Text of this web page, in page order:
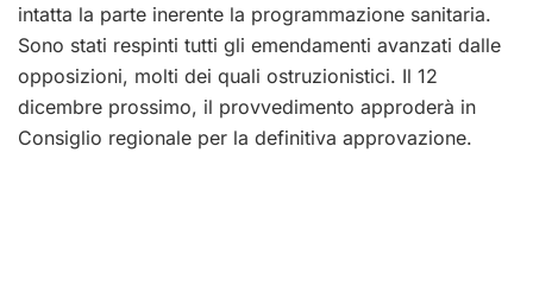
intatta la parte inerente la programmazione sanitaria.
Sono stati respinti tutti gli emendamenti avanzati dalle
opposizioni, molti dei quali ostruzionistici. Il 12
dicembre prossimo, il provvedimento approderà in
Consiglio regionale per la definitiva approvazione.